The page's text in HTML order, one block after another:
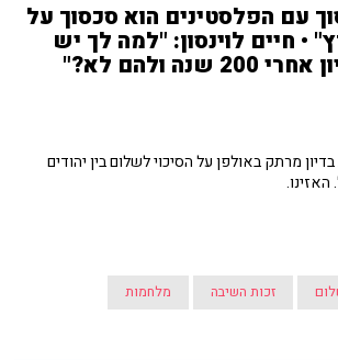
עם הפלסטינים הוא סכסוך על
• חיים לוינסון: "למה לך יש
ולהם לא?"
מרתק באולפן על הסיכוי לשלום בין יהודים
זכות השיבה מלחמות